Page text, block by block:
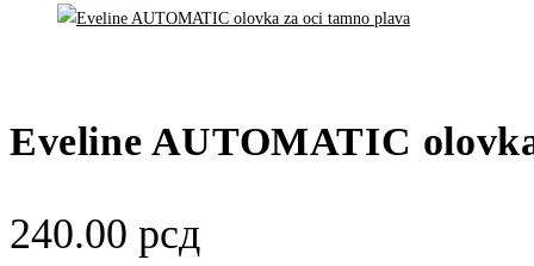
Eveline AUTOMATIC
240.00 рсд